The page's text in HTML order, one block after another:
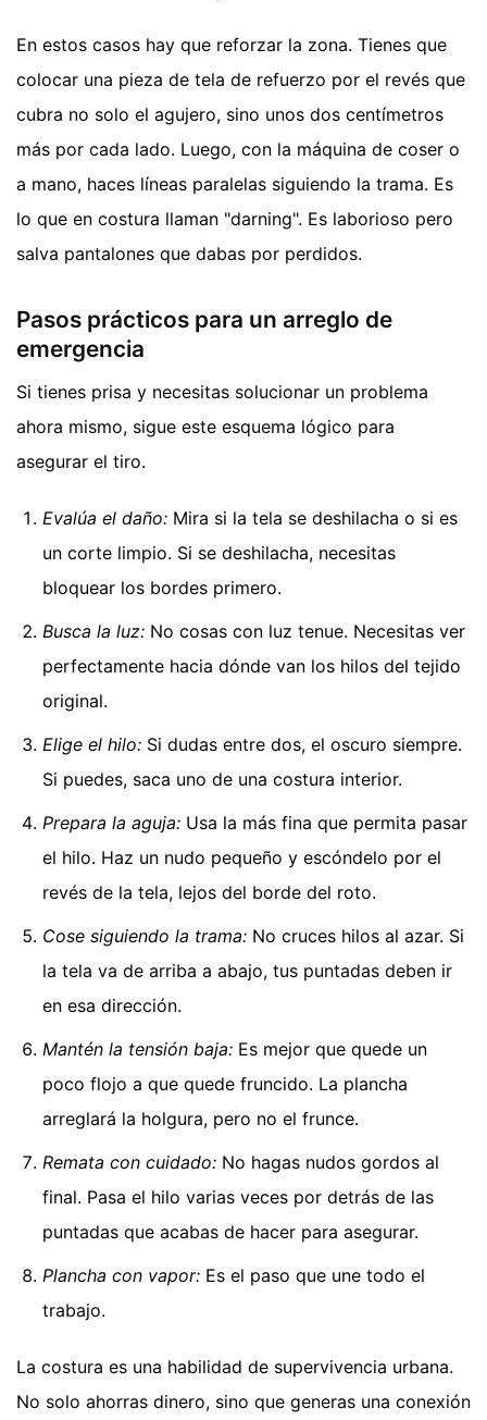
En estos casos hay que reforzar la zona. Tienes que
colocar una pieza de tela de refuerzo por el revés que
cubra no solo el agujero, sino unos dos centímetros
más por cada lado. Luego, con la máquina de coser o
a mano, haces líneas paralelas siguiendo la trama. Es
lo que en costura llaman "darning". Es laborioso pero
salva pantalones que dabas por perdidos.
Pasos prácticos para un arreglo de
emergencia
Si tienes prisa y necesitas solucionar un problema
ahora mismo, sigue este esquema lógico para
asegurar el tiro.
Evalúa el daño: Mira si la tela se deshilacha o si es
un corte limpio. Si se deshilacha, necesitas
bloquear los bordes primero.
Busca la luz: No cosas con luz tenue. Necesitas ver
perfectamente hacia dónde van los hilos del tejido
original.
Elige el hilo: Si dudas entre dos, el oscuro siempre.
Si puedes, saca uno de una costura interior.
Prepara la aguja: Usa la más fina que permita pasar
el hilo. Haz un nudo pequeño y escóndelo por el
revés de la tela, lejos del borde del roto.
Cose siguiendo la trama: No cruces hilos al azar. Si
la tela va de arriba a abajo, tus puntadas deben ir
en esa dirección.
Mantén la tensión baja: Es mejor que quede un
poco flojo a que quede fruncido. La plancha
arreglará la holgura, pero no el frunce.
Remata con cuidado: No hagas nudos gordos al
final. Pasa el hilo varias veces por detrás de las
puntadas que acabas de hacer para asegurar.
Plancha con vapor: Es el paso que une todo el
trabajo.
La costura es una habilidad de supervivencia urbana.
No solo ahorras dinero, sino que generas una conexión